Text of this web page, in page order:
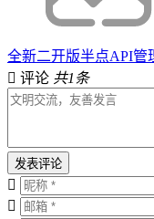
全新二开版半点API管
评论 共1条
发表评论